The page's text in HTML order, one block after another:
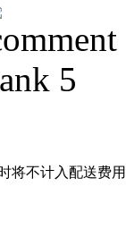
将不计入配送费用